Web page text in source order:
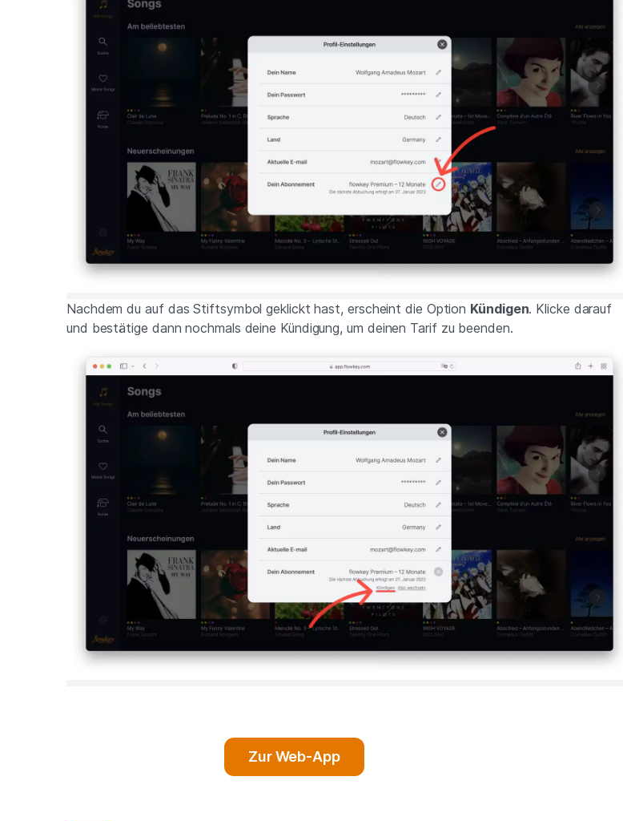
Nachdem du auf das Stiftsymbol geklickt hast, erscheint die Option Kündigen. Klicke darauf
und bestätige dann nochmals deine Kündigung, um deinen Tarif zu beenden.
Zur Web-App